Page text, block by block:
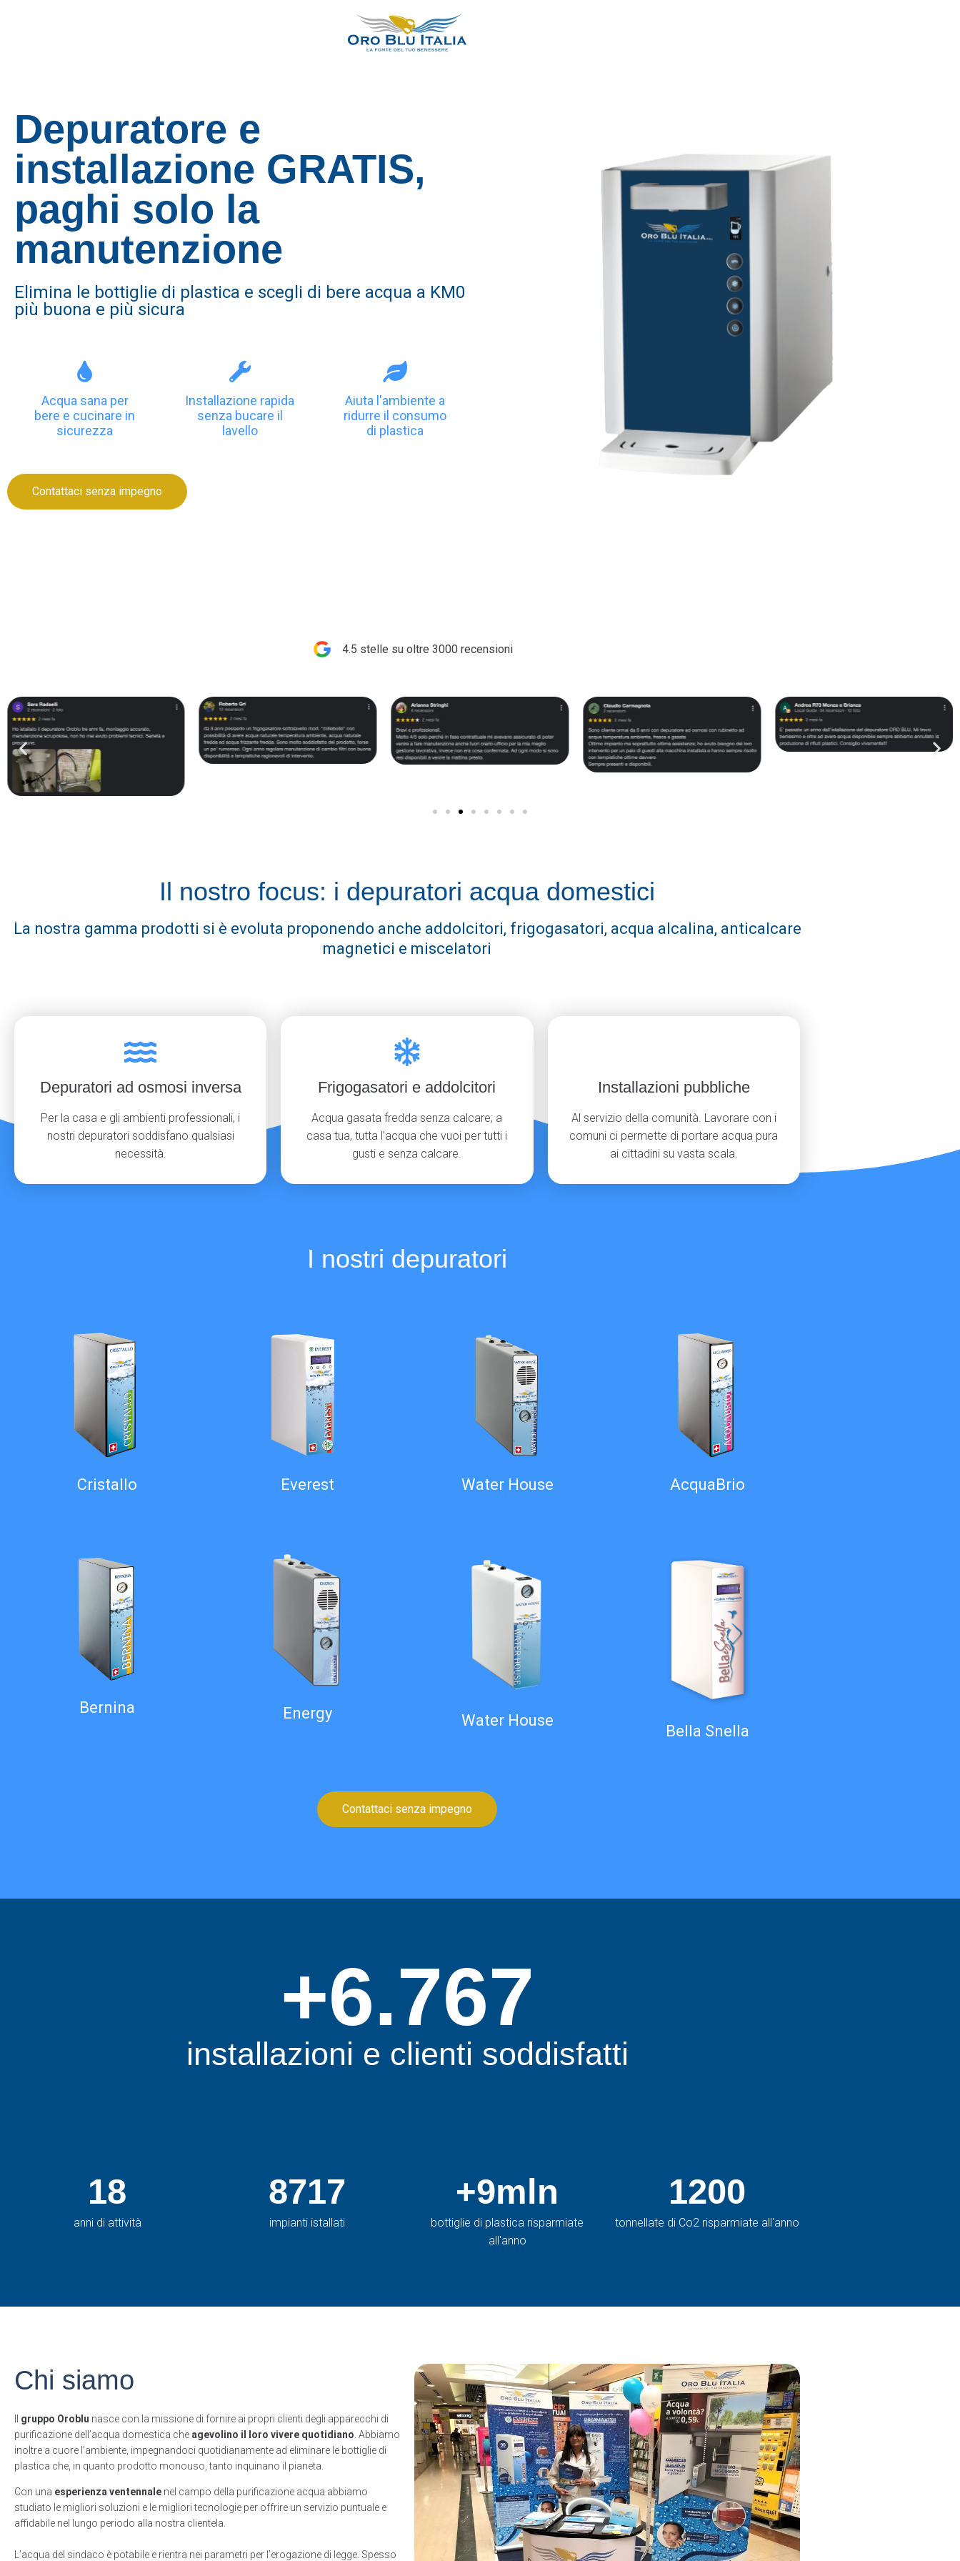
Depuratore e
installazione GRATIS,
paghi solo la
manutenzione
Elimina le bottiglie di plastica e scegli di bere acqua a KM0
più buona e più sicura
Acqua sana per
bere e cucinare in
sicurezza
Installazione rapida
senza bucare il
lavello
Aiuta l'ambiente a
ridurre il consumo
di plastica
Contattaci senza impegno
4.5 stelle su oltre 3000 recensioni​
Il nostro focus: i depuratori acqua domestici
La nostra gamma prodotti si è evoluta proponendo anche addolcitori, frigogasatori, acqua alcalina, anticalcare
magnetici e miscelatori
Depuratori ad osmosi inversa
Per la casa e gli ambienti professionali, i
nostri depuratori soddisfano qualsiasi
necessità.
Frigogasatori e addolcitori
Acqua gasata fredda senza calcare; a
casa tua, tutta l'acqua che vuoi per tutti i
gusti e senza calcare.
Installazioni pubbliche
Al servizio della comunità. Lavorare con i
comuni ci permette di portare acqua pura
ai cittadini su vasta scala.
I nostri depuratori
Cristallo Everest Water House AcquaBrio
Bernina Energy Water House
Bella Snella
Contattaci senza impegno
+6.767
installazioni e clienti soddisfatti
18
anni di attività
8717
impianti istallati
+9mln
bottiglie di plastica risparmiate
all'anno
1200
tonnellate di Co2 risparmiate all'anno
Chi siamo
gruppo Oroblu nasce con la missione di fornire ai propri clienti degli apparecchi di
purificazione dell’acqua domestica che agevolino il loro vivere quotidiano . Abbiamo
inoltre a cuore l’ambiente, impegnandoci quotidianamente ad eliminare le bottiglie di
plastica che, in quanto prodotto monouso, tanto inquinano il pianeta.
Con una esperienza ventennale nel campo della purificazione acqua abbiamo
studiato le migliori soluzioni e le migliori tecnologie per offrire un servizio puntuale e
affidabile nel lungo periodo alla nostra clientela.
L’acqua del sindaco è potabile e rientra nei parametri per l’erogazione di legge. Spesso